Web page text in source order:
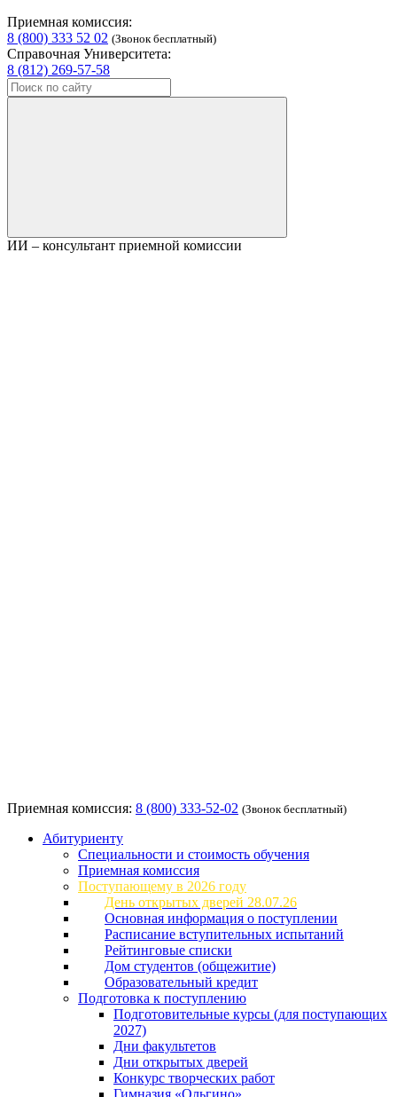
Приемная комиссия:
8 (800) 333 52 02 (Звонок бесплатный)
Справочная Университета:
8 (812) 269-57-58
ИИ – консультант приемной комиссии
Приемная комиссия: 8 (800) 333-52-02 (Звонок бесплатный)
Абитуриенту
Специальности и стоимость обучения
Приемная комиссия
Поступающему в 2026 году
День открытых дверей 28.07.26
Основная информация о поступлении
Расписание вступительных испытаний
Рейтинговые списки
Дом студентов (общежитие)
Образовательный кредит
Подготовка к поступлению
Подготовительные курсы (для поступающих
2027)
Дни факультетов
Дни открытых дверей
Конкурс творческих работ
Гимназия «Ольгино»